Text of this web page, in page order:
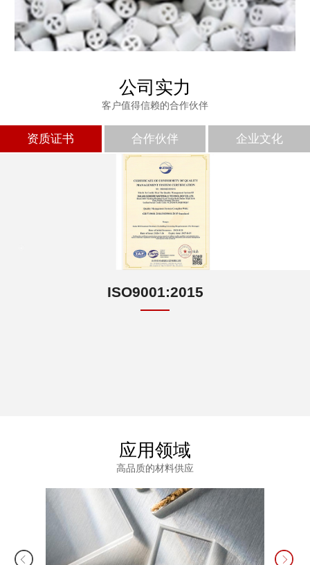
免费发样
如果您需要样品，请致电我司，专属技术人员为您推荐型号并免费
公司实力
客户值得信赖的合作伙伴
资质证书 合作伙伴 企业文化
ISO9001:2015
应用领域
高品质的材料供应